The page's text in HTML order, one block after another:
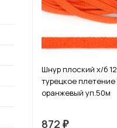
Шнур плоский х/б
турецкое плетение
оранжевый уп.50м
872 ₽